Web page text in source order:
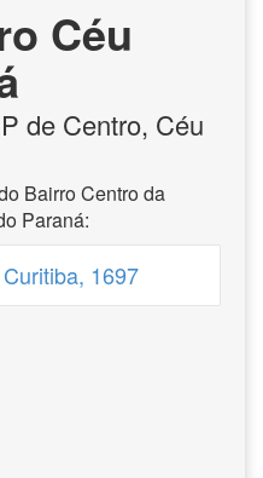
Céu
de Centro, Céu
Bairro Centro da
Paraná:
1697